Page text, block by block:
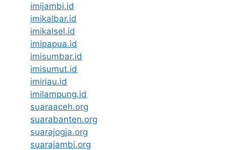
imijambi.id
imikalbar.id
imikalsel.id
imipapua.id
imisumbar.id
imisumut.id
imiriau.id
imilampung.id
suaraaceh.org
suarabanten.org
suarajogja.org
suarajambi.org